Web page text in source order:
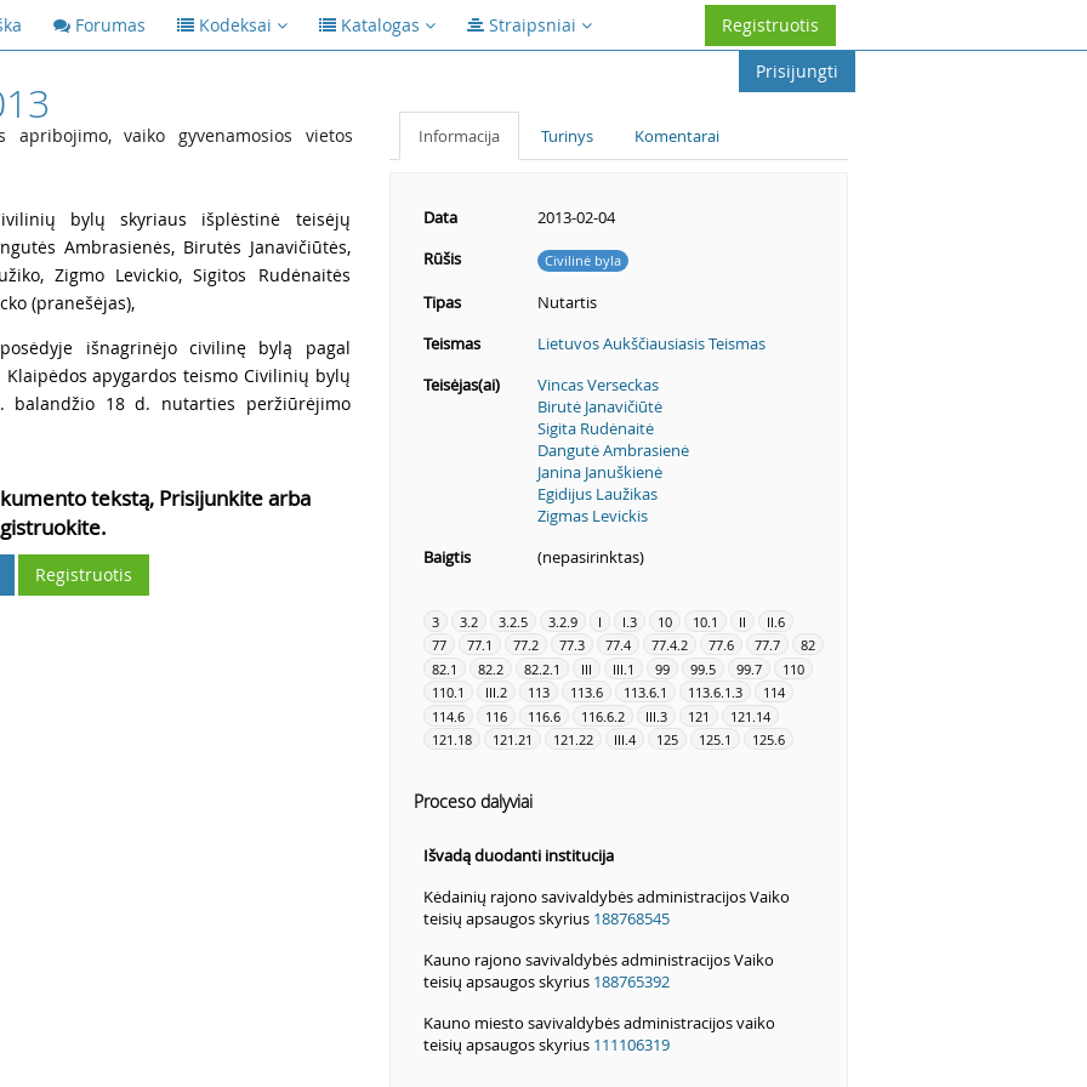
Forumas Kodeksai Katalogas Straipsniai
Registruotis
Prisijungti
apribojimo, vaiko gyvenamosios vietos
bylų skyriaus išplėstinė teisėjų
Ambrasienės, Birutės Janavičiūtės,
Zigmo Levickio, Sigitos Rudėnaitės
(pranešėjas),
išnagrinėjo civilinę bylą pagal
Klaipėdos apygardos teismo Civilinių bylų
balandžio 18 d. nutarties peržiūrėjimo
tekstą, Prisijunkite arba
Registruotis
Informacija Turinys Komentarai
Data
2013-02-04
Rūšis
Civilinė byla
Tipas
Nutartis
Teismas
Lietuvos Aukščiausiasis Teismas
Teisėjas(ai)
Vincas Verseckas
Birutė Janavičiūtė
Sigita Rudėnaitė
Dangutė Ambrasienė
Janina Januškienė
Egidijus Laužikas
Zigmas Levickis
Baigtis
(nepasirinktas)
3 3.2 3.2.5 3.2.9 I I.3 10 10.1 II
II.6
77
77.1 77.2 77.3 77.4 77.4.2 77.6 77.7
82
82.1
82.2 82.2.1 III III.1 99 99.5 99.7
110
110.1
III.2 113 113.6 113.6.1 113.6.1.3
114
114.6
116 116.6 116.6.2 III.3 121
121.14
121.18
121.21 121.22 III.4 125 125.1 125.6
Proceso dalyviai
Išvadą duodanti institucija
Kėdainių rajono savivaldybės administracijos Vaiko
teisių apsaugos skyrius 188768545
Kauno rajono savivaldybės administracijos Vaiko
teisių apsaugos skyrius 188765392
Kauno miesto savivaldybės administracijos vaiko
teisių apsaugos skyrius 111106319